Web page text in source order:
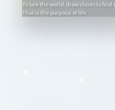
To see the world, draw closer,to find
That is the purpose of life.